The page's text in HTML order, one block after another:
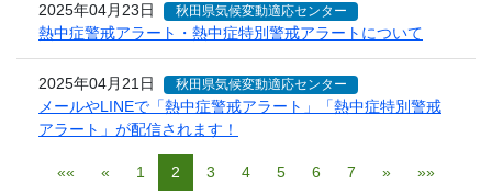
2025年04月23日 秋田県気候変動適応センター
熱中症警戒アラート・熱中症特別警戒アラートについて
2025年04月21日 秋田県気候変動適応センター
メールやLINEで「熱中症警戒アラート」「熱中症特別警戒
アラート」が配信されます！
«« « 1 2 3 4 5 6 7 » »»